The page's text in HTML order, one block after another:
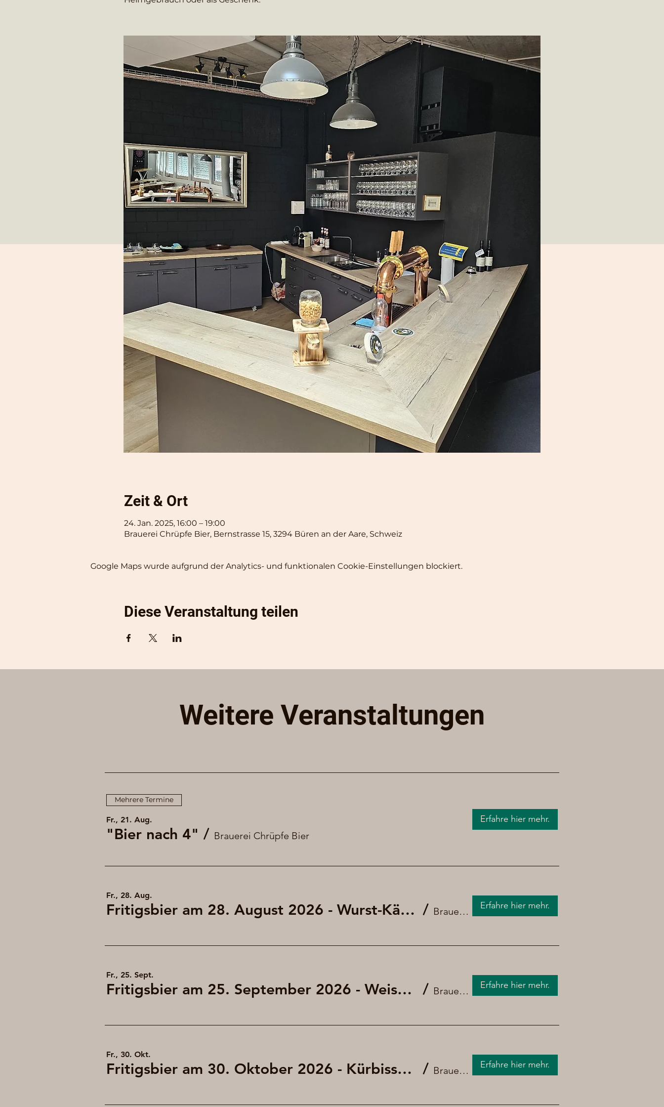
Zeit & Ort
24. Jan. 2025, 16:00 – 19:00
Brauerei Chrüpfe Bier, Bernstrasse 15, 3294 Büren an der Aare, Schweiz
Google Maps wurde aufgrund der Analytics- und funktionalen Cookie-Einstellungen blockiert.
Diese Veranstaltung teilen
Weitere Veranstaltungen
Mehrere Termine
Fr., 21. Aug.
"Bier nach 4" / Brauerei Chrüpfe Bier
Erfahre hier mehr.
Fr., 28. Aug.
Fritigsbier am 28. August 2026 - Wurst-Käse-Salat / Brauerei Chrüpfe Bier Erfahre hier mehr.
Fr., 25. Sept.
Fritigsbier am 25. September 2026 - Weisswurst und Brezel (kleines Oktoberfest) / Brauerei Chrüpfe Bier Erfahre hier mehr.
Fr., 30. Okt.
Fritigsbier am 30. Oktober 2026 - Kürbissuppe mit und ohne Würstchen / Brauerei Chrüpfe Bier Erfahre hier mehr.